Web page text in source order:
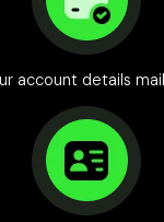
account details